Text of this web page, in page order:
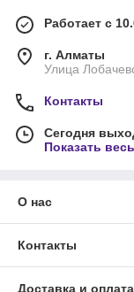
Работает с
г. Алматы
Улица
Контакты
Сегодня
Показать
О нас
Контакты
Доставка и оплата